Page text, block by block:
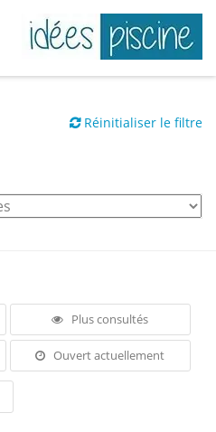
Réinitialiser le filtre
Plus consultés
Ouvert actuellement